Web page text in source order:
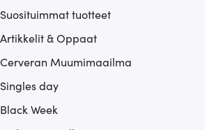
Suosituimmat tuotteet
Artikkelit & Oppaat
Cerveran Muumimaailma
Singles day
Black Week